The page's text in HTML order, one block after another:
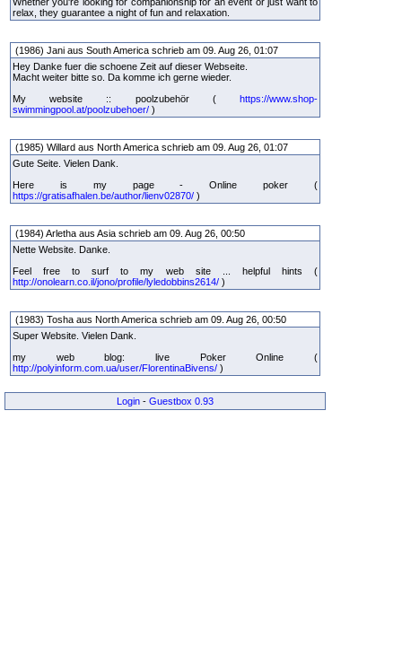
relax, they guarantee a night of fun and relaxation.
(1986) Jani aus South America schrieb am 09. Aug 26, 01:07
Hey Danke fuer die schoene Zeit auf dieser Webseite.
Macht weiter bitte so. Da komme ich gerne wieder.
My website :: poolzubehör ( https://www.shop-
swimmingpool.at/poolzubehoer/ )
(1985) Willard aus North America schrieb am 09. Aug 26, 01:07
Gute Seite. Vielen Dank.
Here is my page - Online poker (
https://gratisafhalen.be/author/lienv02870/ )
(1984) Arletha aus Asia schrieb am 09. Aug 26, 00:50
Nette Website. Danke.
Feel free to surf to my web site ... helpful hints (
http://onolearn.co.il/jono/profile/lyledobbins2614/ )
(1983) Tosha aus North America schrieb am 09. Aug 26, 00:50
Super Website. Vielen Dank.
my web blog: live Poker Online (
http://polyinform.com.ua/user/FlorentinaBivens/ )
Login - Guestbox 0.93